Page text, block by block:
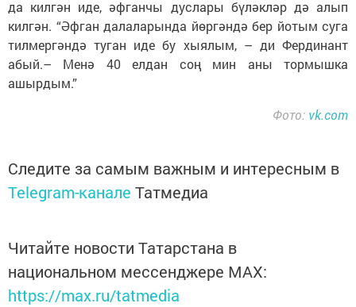
да килгән иде, әфганчы дуслары бүләкләр дә алып
килгән. “Әфган далаларында йөргәндә бер йотым суга
тилмергәндә туган иде бу хыялым, – ди Фердинант
абый.– Менә 40 елдан соң мин аны тормышка
ашырдым.”
Фото: vk.com
Следите за самым важным и интересным в
Telegram-канале Татмедиа
Читайте новости Татарстана в
национальном мессенджере MАХ:
https://max.ru/tatmedia